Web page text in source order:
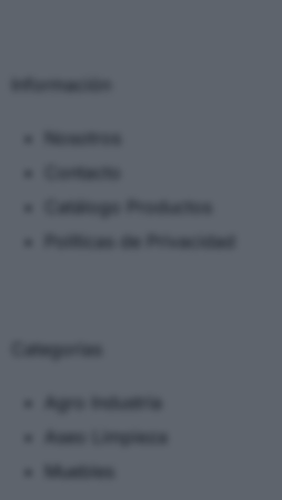
Información
Políticas de Privacidad
Categorias
Aseo Limpieza
Muebles